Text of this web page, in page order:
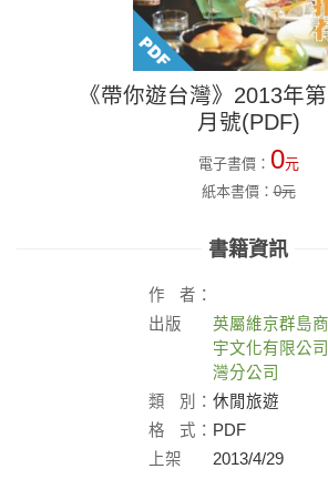
《帶你遊台灣》2013年
月號(PDF)
電子書價： 0元
紙本書價：0元
書籍資訊
作
者：
出版
英屬維京群島
宇文化有限公
灣分公司
類
別： 休閒旅遊
格
式： PDF
上架
2013/4/29